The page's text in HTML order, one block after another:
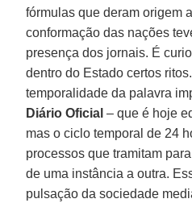
fórmulas que deram origem
conformação das nações
presença dos jornais. É
dentro do Estado certos
temporalidade da palavra
Diário Oficial – que é hoje
mas o ciclo temporal de 24
processos que tramitam
de uma instância a outra.
pulsação da sociedade